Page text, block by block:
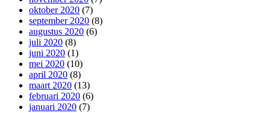
oktober 2020 (7)
september 2020 (8)
augustus 2020 (6)
juli 2020 (8)
juni 2020 (1)
mei 2020 (10)
april 2020 (8)
maart 2020 (13)
februari 2020 (6)
januari 2020 (7)